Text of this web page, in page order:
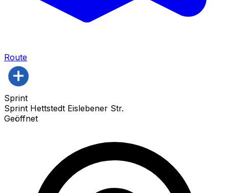
Route
Sprint
Sprint Hettstedt Eislebener Str.
Geöffnet